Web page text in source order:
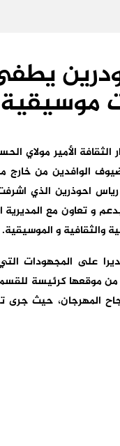
الثقافة الأمير مولاي
الوافدين من خارج
رياس احوذرين الذي
و تعاون مع
والثقافية و الموسيقية.
على المجهودات
موقعها كرئيسة
المهرجان، حيث جرى